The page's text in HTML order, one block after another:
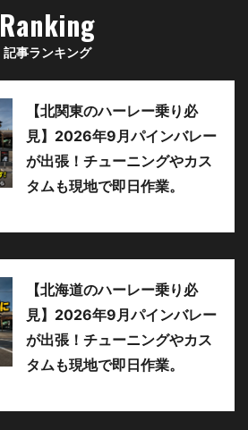
Ranking
記事ランキング
【北関東のハーレー乗り必
見】2026年9月パインバレー
が出張！チューニングやカス
タムも現地で即日作業。
【北海道のハーレー乗り必
見】2026年9月パインバレー
が出張！チューニングやカス
タムも現地で即日作業。